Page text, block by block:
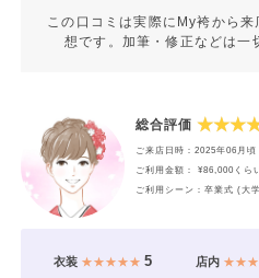
この口コミは実際にMy袴から
想です。加筆・修正などは一
総合評価
ご来店日時：2025年06月頃
ご利用金額： ¥86,000くら
ご利用シーン：卒業式 (大
衣装★★★★★ 5 店内